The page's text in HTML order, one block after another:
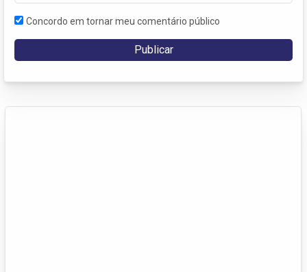
Concordo em tornar meu comentário público